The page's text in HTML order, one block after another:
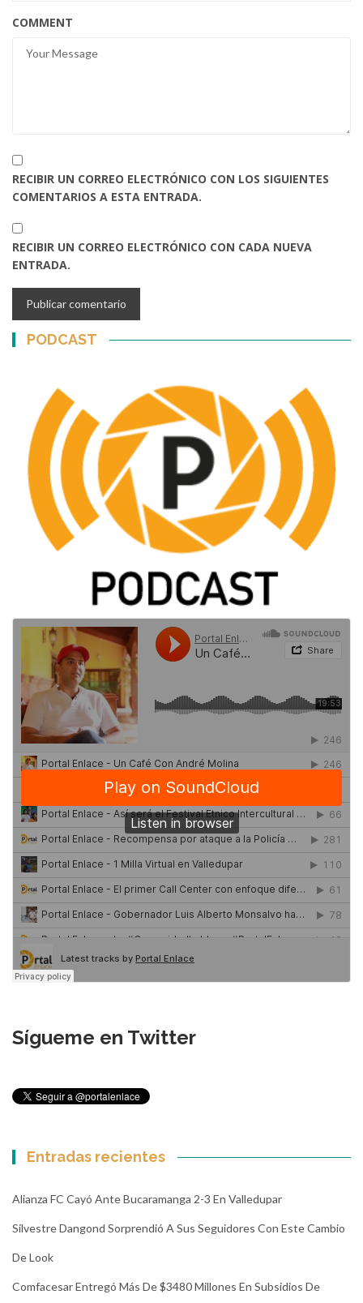
COMMENT
RECIBIR UN CORREO ELECTRÓNICO CON LOS SIGUIENTES
COMENTARIOS A ESTA ENTRADA.
RECIBIR UN CORREO ELECTRÓNICO CON CADA NUEVA
ENTRADA.
PODCAST
Sígueme en Twitter
Entradas recientes
Alianza FC Cayó Ante Bucaramanga 2-3 En Valledupar
Silvestre Dangond Sorprendió A Sus Seguidores Con Este Cambio
De Look
Comfacesar Entregó Más De $3480 Millones En Subsidios De